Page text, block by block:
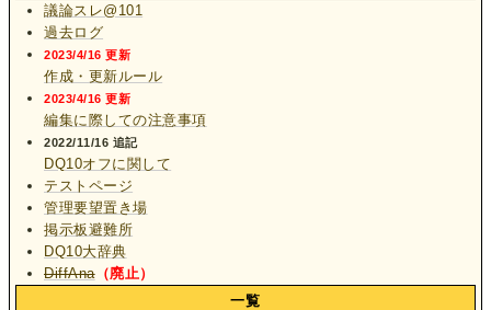
議論スレ@101
過去ログ
2023/4/16 更新
作成・更新ルール
2023/4/16 更新
編集に際しての注意事項
2022/11/16 追記
DQ10オフに関して
テストページ
管理要望置き場
掲示板避難所
DQ10大辞典
DiffAna（廃止）
一覧